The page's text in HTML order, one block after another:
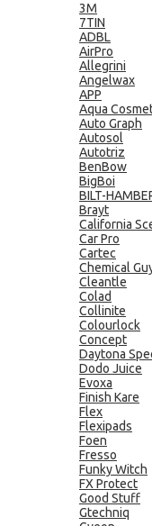
3M
7TIN
ADBL
AirPro
Allegrini
Angelwax
APP
Aqua
Auto Graph
Autosol
Autotriz
BenBow
BigBoi
BILT-
Brayt
California
Car Pro
Cartec
Chemical
Cleantle
Colad
Collinite
Colourlock
Concept
Daytona
Dodo Juice
Evoxa
Finish Kare
Flex
Flexipads
Foen
Fresso
Funky Witch
FX Protect
Good Stuff
Gtechniq